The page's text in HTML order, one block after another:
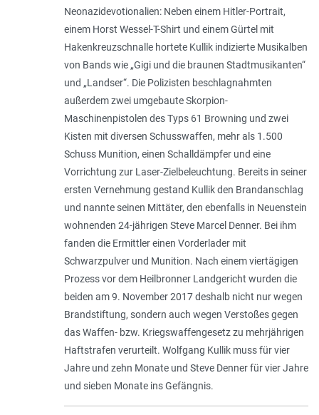
Neonazidevotionalien: Neben einem Hitler-Portrait,
einem Horst Wessel-T-Shirt und einem Gürtel mit
Hakenkreuzschnalle hortete Kullik indizierte Musikalben
von Bands wie „Gigi und die braunen Stadtmusikanten“
und „Landser“. Die Polizisten beschlagnahmten
außerdem zwei umgebaute Skorpion-
Maschinenpistolen des Typs 61 Browning und zwei
Kisten mit diversen Schusswaffen, mehr als 1.500
Schuss Munition, einen Schalldämpfer und eine
Vorrichtung zur Laser-Zielbeleuchtung. Bereits in seiner
ersten Vernehmung gestand Kullik den Brandanschlag
und nannte seinen Mittäter, den ebenfalls in Neuenstein
wohnenden 24-jährigen Steve Marcel Denner. Bei ihm
fanden die Ermittler einen Vorderlader mit
Schwarzpulver und Munition. Nach einem viertägigen
Prozess vor dem Heilbronner Landgericht wurden die
beiden am 9. November 2017 deshalb nicht nur wegen
Brandstiftung, sondern auch wegen Verstoßes gegen
das Waffen- bzw. Kriegswaffengesetz zu mehr­jährigen
Haftstrafen verurteilt. Wolfgang Kullik muss für vier
Jahre und zehn Monate und Steve Denner für vier Jahre
und sieben Monate ins Gefängnis.